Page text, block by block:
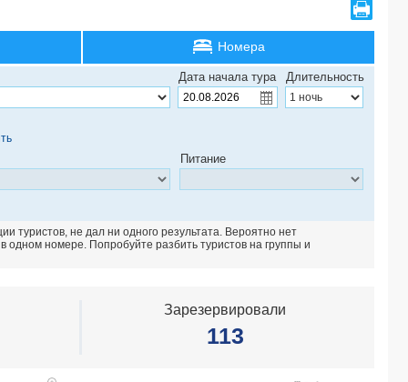
NOVOSTAR KHAYAM GARDEN BEACH & SPA 4*
LE ROYAL HAMMAMET 5*
ONE RESORT AQUA PARK & SPA 4*
HOUDA YASMINE MARINA & SPA 4*
IBEROSTAR SELECTION ROYAL EL MANSOUR 5*
AZIZA THALASSO GOLF (only adults 16+) 4*
Номера
Дата начала тура Длительность
Питание
туристов, не дал ни одного результата. Вероятно нет
одном номере. Попробуйте разбить туристов на группы и
Зарезервировали
113